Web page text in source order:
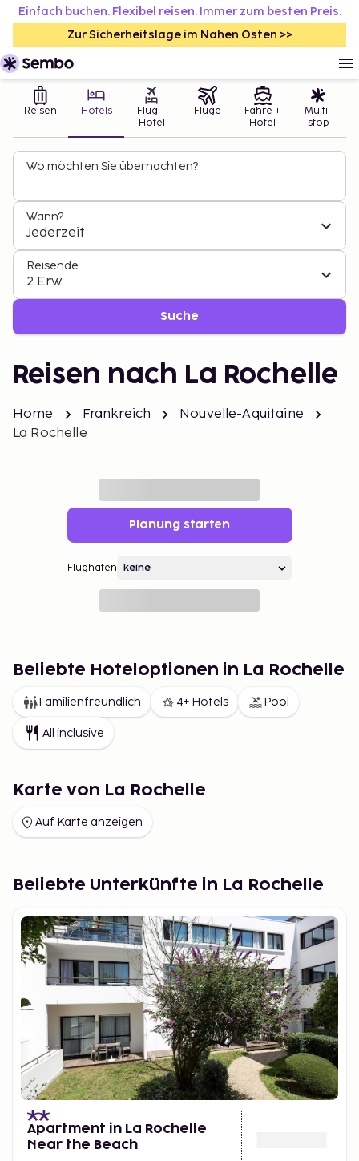
Einfach buchen. Flexibel reisen. Immer zum besten Preis.
Zur Sicherheitslage im Nahen Osten >>
Reisen Hotels
Flug +
Hotel
Flüge
Fähre +
Hotel
Multi-
stop
Wo möchten Sie übernachten?
Wann?
Jederzeit
Reisende
2 Erw.
Suche
Reisen nach La Rochelle
Home Frankreich
Nouvelle-Aquitaine
La Rochelle
Planung starten
Flughafen
Beliebte Hoteloptionen in La Rochelle
Familienfreundlich 4+ Hotels Pool
All inclusive
Karte von La Rochelle
Auf Karte anzeigen
Beliebte Unterkünfte in La Rochelle
Apartment in La Rochelle
Near the Beach